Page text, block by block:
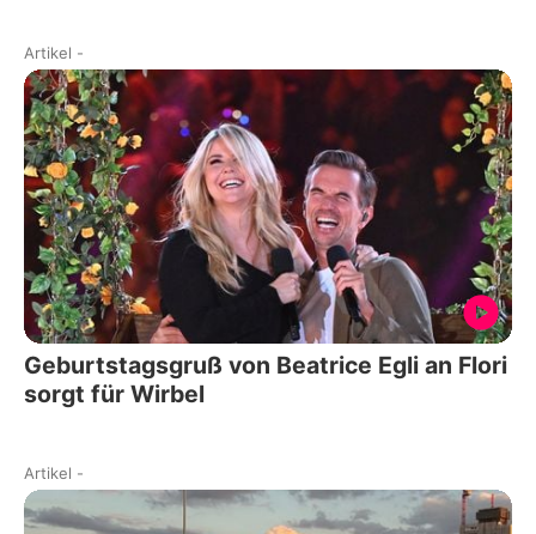
Artikel -
Geburtstagsgruß von Beatrice Egli an Flori
sorgt für Wirbel
Artikel -